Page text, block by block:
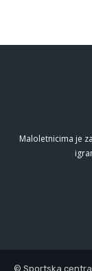
Maloletnicima je
© Sportska